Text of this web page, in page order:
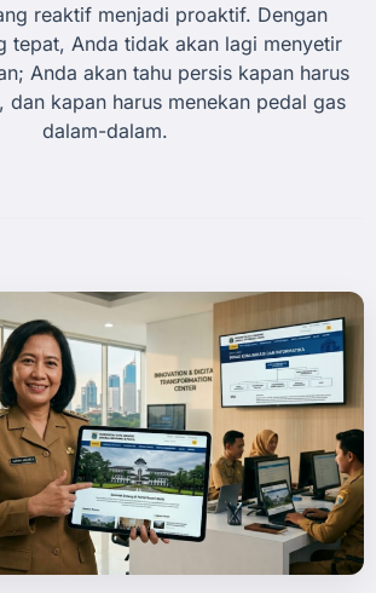
reaktif menjadi proaktif. Dengan
tepat, Anda tidak akan lagi menyetir
Anda akan tahu persis kapan harus
dan kapan harus menekan pedal gas
dalam-dalam.